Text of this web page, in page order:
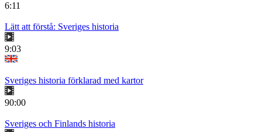
6:11
Lätt att förstå: Sveriges historia
9:03
Sveriges historia förklarad med kartor
90:00
Sveriges och Finlands historia